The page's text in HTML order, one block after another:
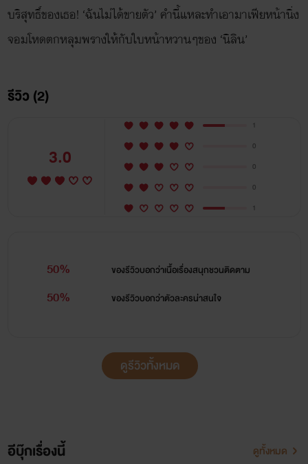
บริสุทธิ์ของเธอ! ‘ฉันไม่ได้ขายตัว’ คำนี้แหละทำเอามาเฟียหน้านิ่ง
จอมโหดตกหลุมพรางให้กับใบหน้าหวานๆของ ‘นิลิน’
รีวิว (2)
3.0
1
0
0
0
1
50% ของรีวิวบอกว่าเนื้อเรื่องสนุกชวนติดตาม
50% ของรีวิวบอกว่าตัวละครน่าสนใจ
ดูรีวิวทั้งหมด
อีบุ๊กเรื่องนี้ ดูทั้งหมด